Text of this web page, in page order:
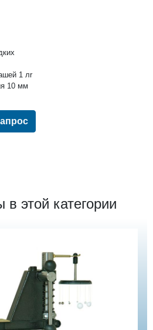
1 лr
10 мм
в этой категории